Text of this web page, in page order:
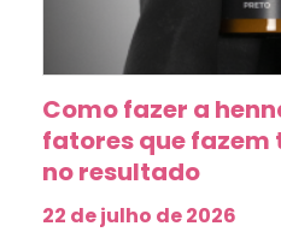
Como fazer a
fatores que fazem
no resultado
22 de julho de 2026